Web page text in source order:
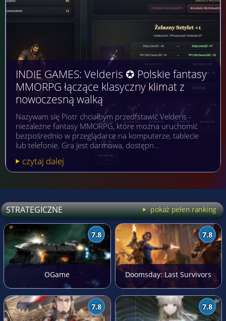
INDIE GAMES: Velderis ✪ Polskie fantasy
MMORPG łączące klasyczny klimat z
nowoczesną walką
Nazywam się Piotr chciałbym przedfstawić Velderis -
niezależne fantasy MMORPG, które można uruchomić
bezpośrednio w przeglądarce na komputerze, tablecie
lub telefonie. Gra jest darmowa, dostępn…
czytaj dalej
STRATEGICZNE pokaż pełen ranking
7.8
OGame
7.8
Doomsday: Last Survivors
7.8 7.8